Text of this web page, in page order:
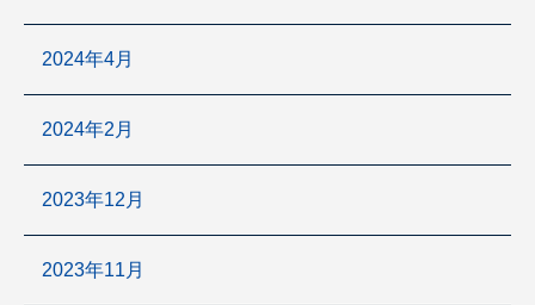
2024年4月
2024年2月
2023年12月
2023年11月